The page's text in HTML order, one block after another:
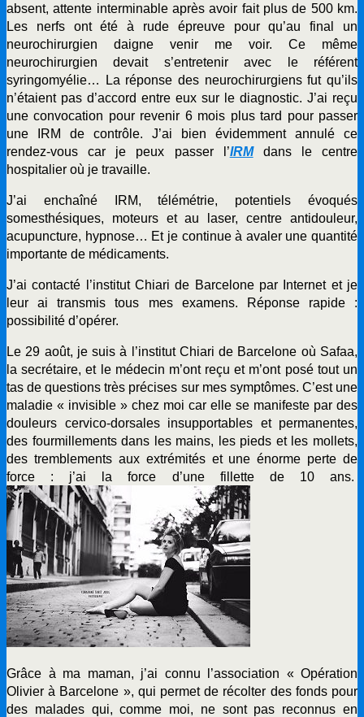
absent, attente interminable après avoir fait plus de 500 km.
Les nerfs ont été à rude épreuve pour qu’au final un
neurochirurgien daigne venir me voir. Ce même
neurochirurgien devait s’entretenir avec le référent
syringomyélie… La réponse des neurochirurgiens fut qu’ils
n’étaient pas d’accord entre eux sur le diagnostic. J’ai reçu
une convocation pour revenir 6 mois plus tard pour passer
une IRM de contrôle. J’ai bien évidemment annulé ce
rendez-vous car je peux passer l’IRMdans le centre
hospitalier où je travaille.
J’ai enchaîné IRM, télémétrie, potentiels évoqués
somesthésiques, moteurs et au laser, centre antidouleur,
acupuncture, hypnose… Et je continue à avaler une quantité
importante de médicaments.
J’ai contacté l’institut Chiari de Barcelone par Internet et je
leur ai transmis tous mes examens. Réponse rapide :
possibilité d’opérer.
Le 29 août, je suis à l’institut Chiari de Barcelone où Safaa,
la secrétaire, et le médecin m’ont reçu et m’ont posé tout un
tas de questions très précises sur mes symptômes. C’est une
maladie « invisible » chez moi car elle se manifeste par des
douleurs cervico-dorsales insupportables et permanentes,
des fourmillements dans les mains, les pieds et les mollets,
des tremblements aux extrémités et une énorme perte de
force : j’ai la force d’une fillette de 10 ans.
Grâce à ma maman, j’ai connu l’association « Opération
Olivier à Barcelone », qui permet de récolter des fonds pour
des malades qui, comme moi, ne sont pas reconnus en